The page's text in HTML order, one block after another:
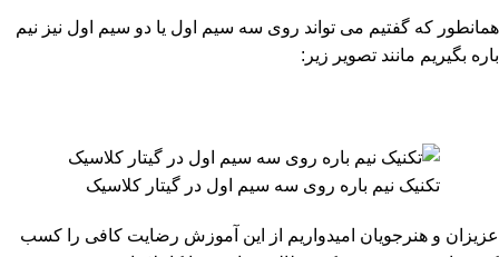
همانطور که گفتیم می تواند روی سه سیم اول یا دو سیم اول نیز نیم
باره بگیریم مانند تصویر زیر:
تکنیک نیم باره روی سه سیم اول در گیتار کلاسیک
عزیزان و هنرجویان امیدواریم از این آموزش رضایت کافی را کسب